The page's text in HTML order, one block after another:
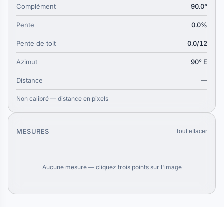
Complément 90.0°
Pente 0.0%
Pente de toit 0.0/12
Azimut 90° E
Distance —
Non calibré — distance en pixels
MESURES Tout effacer
Aucune mesure — cliquez trois points sur l'image